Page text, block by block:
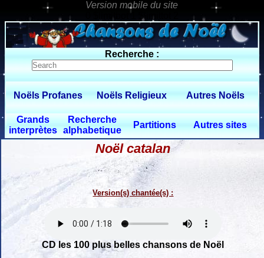
0 $limitbot 1 $limittot 2
Recherche :
Noëls Profanes Noëls Religieux Autres Noëls
Grands
interprètes
Recherche
alphabetique
Partitions Autres sites
Noël catalan
Version(s) chantée(s) :
CD les 100 plus belles chansons de Noël